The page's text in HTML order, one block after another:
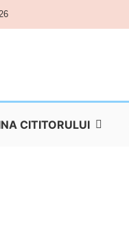
CITITORULUI